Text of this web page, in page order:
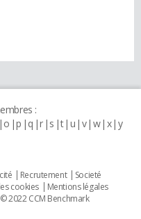
:
o p q r s t u v w x y
Recrutement
Societé
cookies
Mentions légales
© 2022 CCM Benchmark